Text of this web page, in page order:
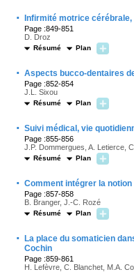
· Infirmité motrice
Page :849-851
D. Droz
Résumé Plan
· Aspects bucco-dentaires
Page :852-854
J.L. Sixou
Résumé Plan
· Suivi médical, vie
Page :855-856
J.P. Dommergues, A. Letierce,
Résumé Plan
· Comment intégrer la
Page :857-858
B. Branger, J.-C. Rozé
Résumé Plan
·
La place du somaticien
Cochin
Page :859-861
H. Lefèvre, C. Blanchet, M.A.